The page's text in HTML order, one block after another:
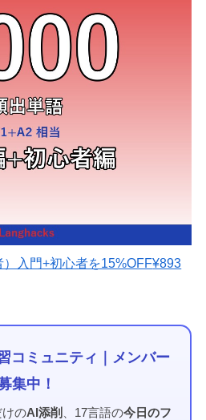
入門+初心者を15%OFF¥893
コミュニティ｜メンバー
集中！
のAI添削 、17言語の今日のフ